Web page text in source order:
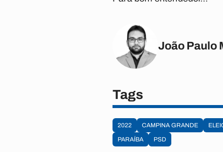
João Paulo
Tags
2022 CAMPINA GRANDE
PARAÍBA
PSD